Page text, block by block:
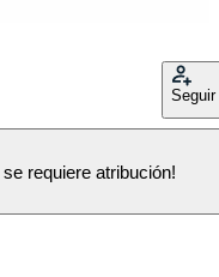
Seguir
se requiere atribución!